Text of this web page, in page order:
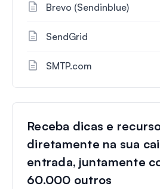
Brevo (Sendinblue)
SendGrid
SMTP.com
Receba dicas e
diretamente na sua
entrada, juntamente
60.000 outros